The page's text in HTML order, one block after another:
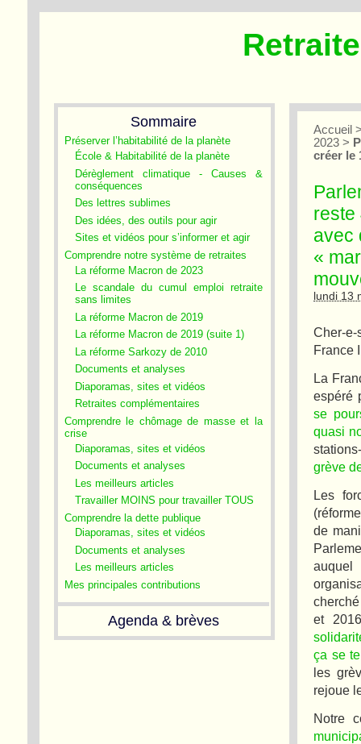
Sommaire
Préserver l’habitabilité de la planète
École & Habitabilité de la planète
Dérèglement climatique - Causes &
conséquences
Des lettres sublimes
Des idées, des outils pour agir
Sites et vidéos pour s’informer et agir
Comprendre notre système de retraites
La réforme Macron de 2023
Le scandale du cumul emploi retraite
sans limites
La réforme Macron de 2019
La réforme Macron de 2019 (suite 1)
La réforme Sarkozy de 2010
Documents et analyses
Diaporamas, sites et vidéos
Retraites complémentaires
Comprendre le chômage de masse et la
crise
Diaporamas, sites et vidéos
Documents et analyses
Les meilleurs articles
Travailler MOINS pour travailler TOUS
Comprendre la dette publique
Diaporamas, sites et vidéos
Documents et analyses
Les meilleurs articles
Mes principales contributions
Agenda & brèves
Accueil
2023 >
créer le
reste
avec
«
lundi 13
Cher-
France
La
espéré
se
quasi
grève
Les
de
et
ça se
les
rejoue
Notre